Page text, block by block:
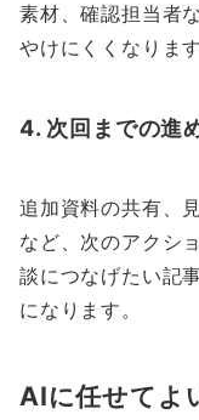
素材、確認担当者
やけにくくなります
4. 次回までの進
追加資料の共有、
など、次のアクシ
談につなげたい記
になります。
AIに任せてよ